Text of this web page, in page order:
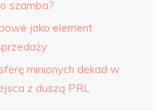
szamba?
jako element
minionych dekad w
z duszą PRL